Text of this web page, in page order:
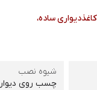
ساده،
شیوه نصب
چسب روی دیوار